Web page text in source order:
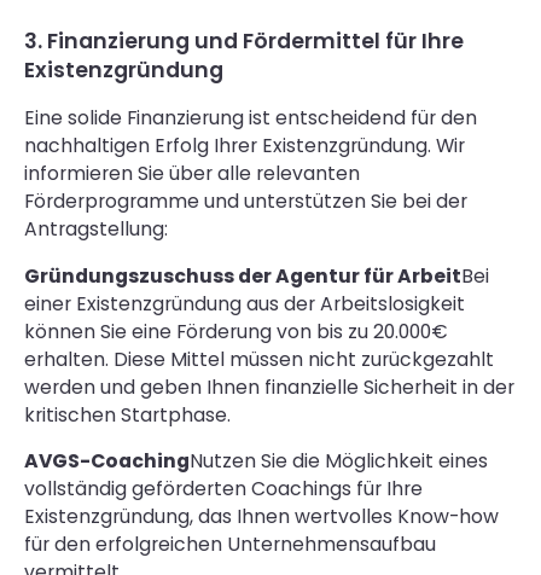
3. Finanzierung und Fördermittel für Ihre
Existenzgründung
Eine solide Finanzierung ist entscheidend für den
nachhaltigen Erfolg Ihrer Existenzgründung. Wir
informieren Sie über alle relevanten
Förderprogramme und unterstützen Sie bei der
Antragstellung:
Gründungszuschuss der Agentur für ArbeitBei
einer Existenzgründung aus der Arbeitslosigkeit
können Sie eine Förderung von bis zu 20.000€
erhalten. Diese Mittel müssen nicht zurückgezahlt
werden und geben Ihnen finanzielle Sicherheit in der
kritischen Startphase.
AVGS-CoachingNutzen Sie die Möglichkeit eines
vollständig geförderten Coachings für Ihre
Existenzgründung, das Ihnen wertvolles Know-how
für den erfolgreichen Unternehmensaufbau